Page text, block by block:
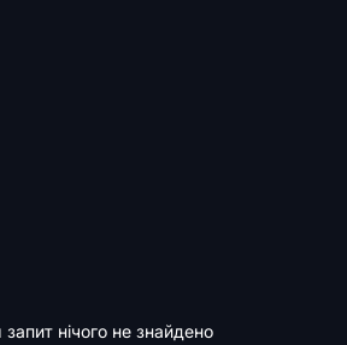
нічого не знайдено